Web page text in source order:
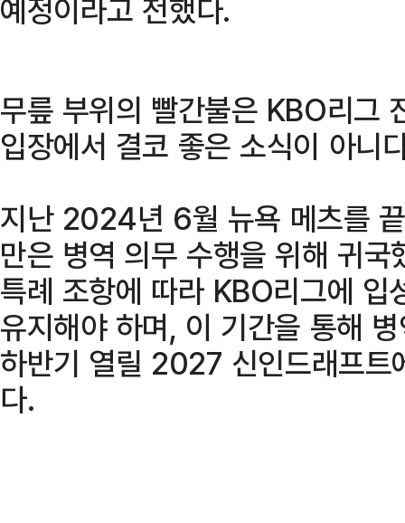
예정이라고 전했다.
무릎 부위의 빨간불은 KBO리그
입장에서 결코 좋은 소식이 아니
지난 2024년 6월 뉴욕 메츠를
만은 병역 의무 수행을 위해 귀
특례 조항에 따라 KBO리그에
유지해야 하며, 이 기간을 통해
하반기 열릴 2027 신인드래프트
다.